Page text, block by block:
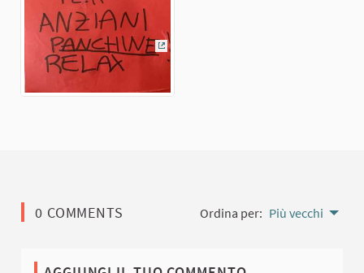
(Collegamento esterno)
0 COMMENTS Ordina per: Più vecchi